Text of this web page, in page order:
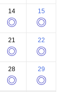
14
◎
15
◎
21
◎
22
◎
28
◎
29
◎